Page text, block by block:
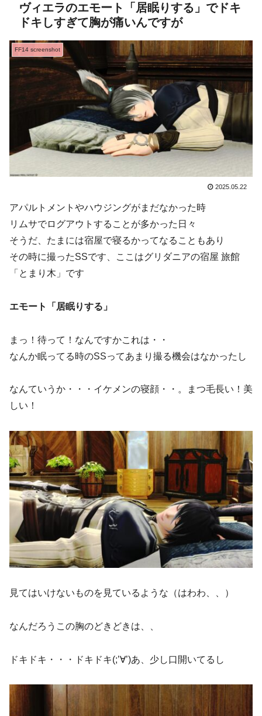
ヴィエラのエモート「居眠りする」でドキ
ドキしすぎて胸が痛いんですが
FF14 screenshot
2025.05.22
アパルトメントやハウジングがまだなかった時
リムサでログアウトすることが多かった日々
そうだ、たまには宿屋で寝るかってなることもあり
その時に撮ったSSです、ここはグリダニアの宿屋 旅館
「とまり木」です
エモート「居眠りする」
まっ！待って！なんですかこれは・・
なんか眠ってる時のSSってあまり撮る機会はなかったし
なんていうか・・・イケメンの寝顔・・。まつ毛長い！美
しい！
見てはいけないものを見ているような（はわわ、、）
なんだろうこの胸のどきどきは、、
ドキドキ・・・ドキドキ(;’∀’)あ、少し口開いてるし